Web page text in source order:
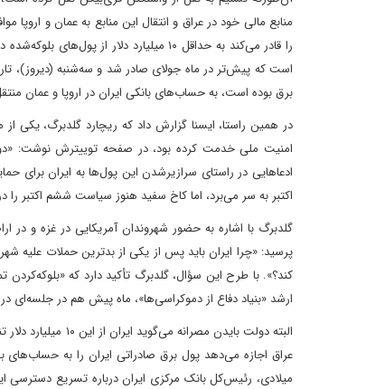
منابع مالی خود در عراق و انتقال این منابع به عمان و
را قادر می‌کند به حداقل ۱۰ میلیارد
است که پیش‌تر در ماه جولای صادر شد و سه‌شنبه (دیروز)،
برق بوده است، به حساب‌های بانکی ایران در اروپا و عمان
در همین راستا، ایسنا گزارش داد که ریچارد گلدبرگ، یکی
ادعاهایی در راستای سرازیر‌شدن این پول‌ها به ایران برای
اکتبر به سر می‌برد، اما کاخ سفید هنوز سیاست ششم اکتبر را
گلدبرگ با اشاره به حضور شهروندان آمریکایی در غزه و در
کند؟». با طرح این سؤال، گلدبرگ تأکید دارد که
ارشد «بنیاد دفاع از دموکراسی‌ها»، ماه پیش هم در جلسه‌ای در کنگره توصیه
البته دولت
عراق اجازه می‌دهد پول برق صادراتی ایران را به حساب‌های
میلادی، رئیس‌کل بانک مرکزی ایران درباره تسریع